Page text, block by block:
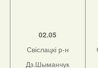
02.05
Свіслацкі р-н
Дз.Шыманчук